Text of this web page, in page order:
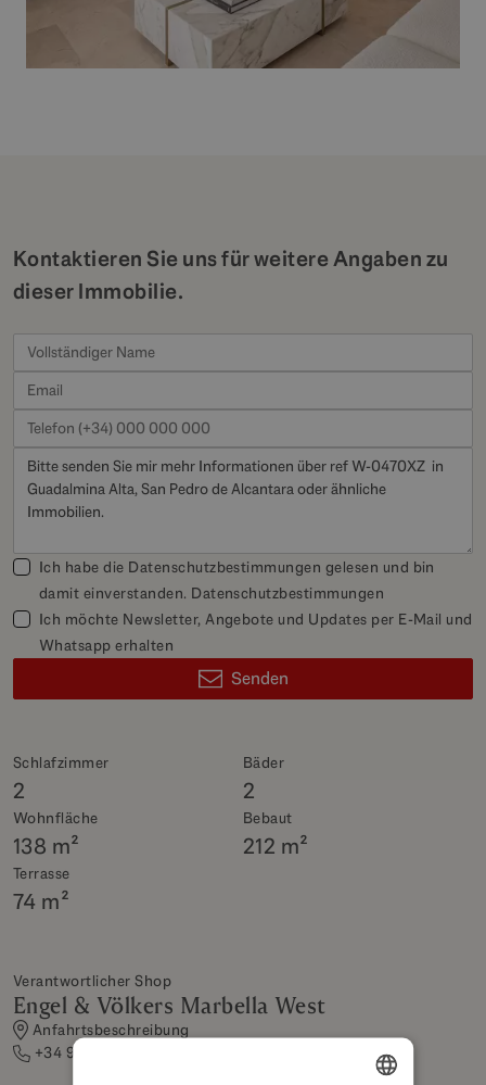
Kontaktieren Sie uns für weitere Angaben zu
dieser Immobilie.
Schlafzimmer
2
Bäder
2
Wohnfläche
138 m²
Bebaut
212 m²
Terrasse
74 m²
Verantwortlicher Shop
Engel & Völkers Marbella West
Anfahrtsbeschreibung
+34 952 07 42 42
Ich habe die Datenschutzbestimmungen gelesen und bin
damit einverstanden. Datenschutzbestimmungen
Ich möchte Newsletter, Angebote und Updates per E-Mail und
Whatsapp erhalten
Senden